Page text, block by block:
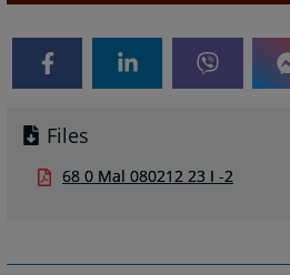
Files
68 0 Mal 080212 23 I -2